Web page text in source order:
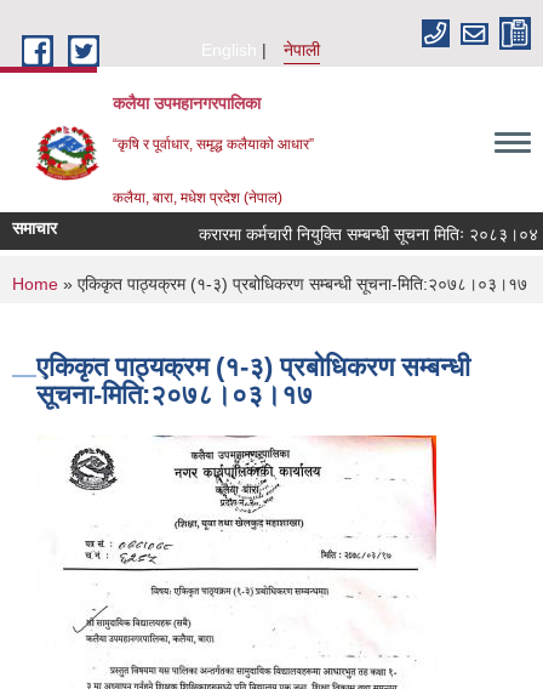
English
नेपाली
कलैया उपमहानगरपालिका
“कृषि र पूर्वाधार, समृद्ध कलैयाको आधार”
कलैया, बारा, मधेश प्रदेश (नेपाल)
समाचार करारमा कर्मचारी नियुक्ति सम्बन्धी सूचना मितिः
You are here
Home » एकिकृत पाठ्यक्रम (१-३) प्रबोधिकरण सम्बन्धी सूचना-मिति:२०७८।०३।१७
एकिकृत पाठ्यक्रम (१-३) प्रबोधिकरण सम्बन्धी
सूचना-मिति:२०७८।०३।१७